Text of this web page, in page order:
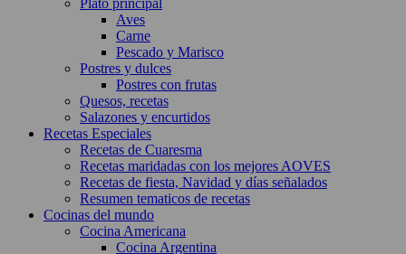
Plato principal
Aves
Carne
Pescado y Marisco
Postres y dulces
Postres con frutas
Quesos, recetas
Salazones y encurtidos
Recetas Especiales
Recetas de Cuaresma
Recetas maridadas con los mejores AOVES
Recetas de fiesta, Navidad y días señalados
Resumen tematicos de recetas
Cocinas del mundo
Cocina Americana
Cocina Argentina